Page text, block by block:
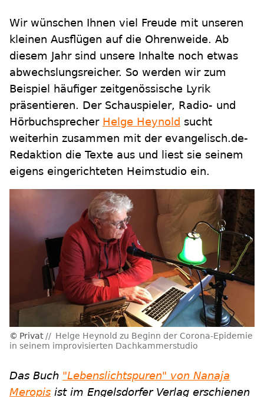
Wir wünschen Ihnen viel Freude mit unseren
kleinen Ausflügen auf die Ohrenweide. Ab
diesem Jahr sind unsere Inhalte noch etwas
abwechslungsreicher. So werden wir zum
Beispiel häufiger zeitgenössische Lyrik
präsentieren. Der Schauspieler, Radio- und
Hörbuchsprecher Helge Heynold sucht
weiterhin zusammen mit der evangelisch.de-
Redaktion die Texte aus und liest sie seinem
eigens eingerichteten Heimstudio ein.
Privat
Helge Heynold zu Beginn der Corona-Epidemie
in seinem improvisierten Dachkammerstudio
Das Buch "Lebenslichtspuren" von Nanaja
Meropis ist im Engelsdorfer Verlag erschienen